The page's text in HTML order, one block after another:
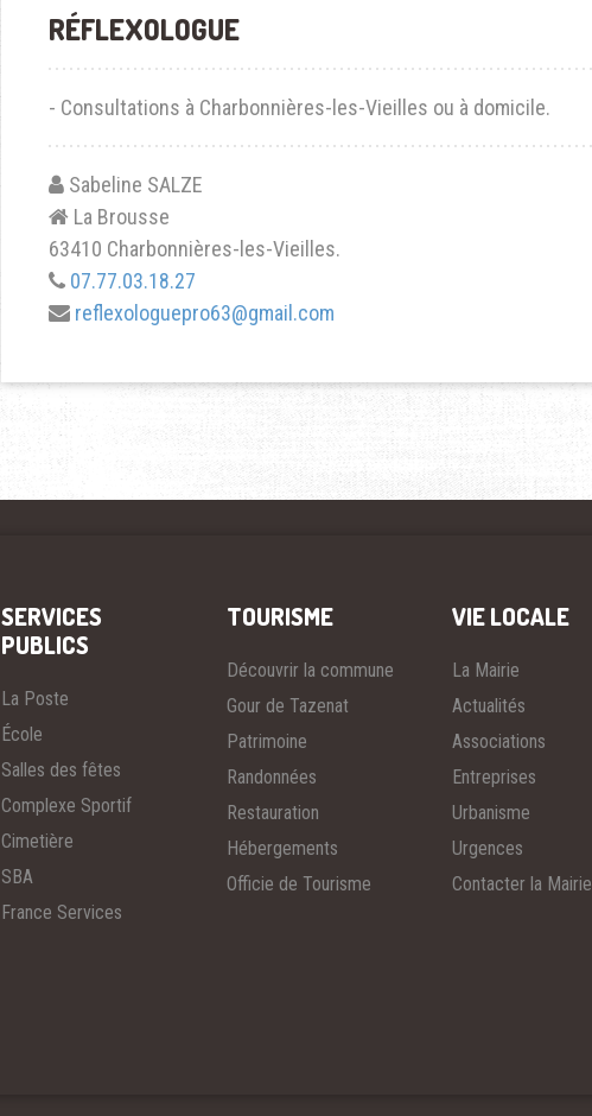
RÉFLEXOLOGUE
- Consultations à Charbonnières-les-Vieilles ou à domicile.
Sabeline SALZE
La Brousse
63410 Charbonnières-les-Vieilles.
07.77.03.18.27
reflexologuepro63@gmail.com
SERVICES
PUBLICS
La Poste
École
Salles des fêtes
Complexe Sportif
Cimetière
SBA
France Services
TOURISME
Découvrir la commune
Gour de Tazenat
Patrimoine
Randonnées
Restauration
Hébergements
Officie de Tourisme
VIE LOCALE
La Mairie
Actualités
Associations
Entreprises
Urbanisme
Urgences
Contacter la Mairie